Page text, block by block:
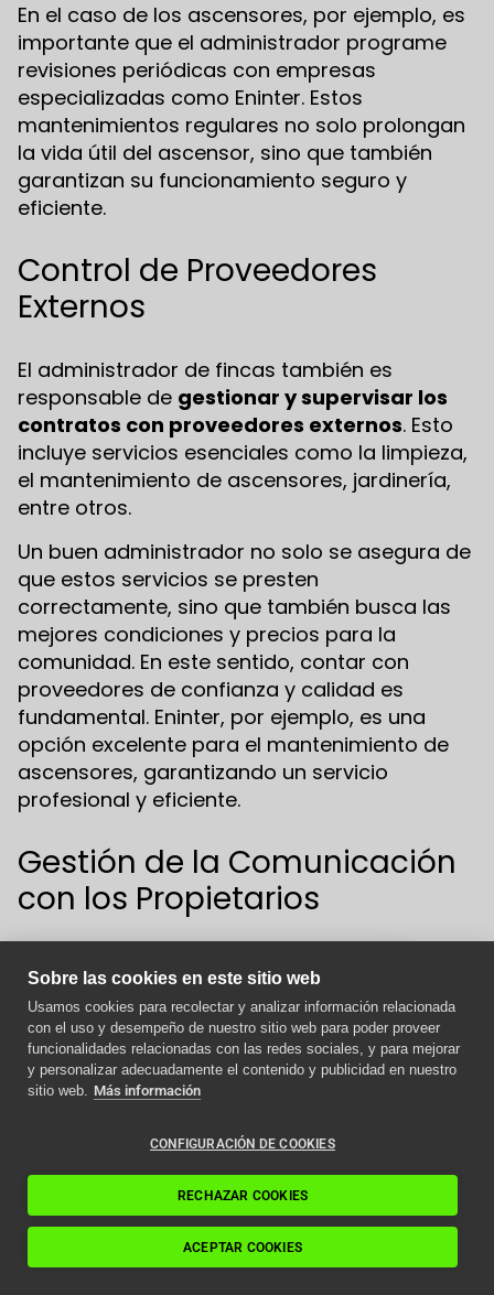
En el caso de los ascensores, por ejemplo, es
importante que el administrador programe
revisiones periódicas con empresas
especializadas como Eninter. Estos
mantenimientos regulares no solo prolongan
la vida útil del ascensor, sino que también
garantizan su funcionamiento seguro y
eficiente.
Control de Proveedores
Externos
El administrador de fincas también es
responsable de gestionar y supervisar los
contratos con proveedores externos. Esto
incluye servicios esenciales como la limpieza,
el mantenimiento de ascensores, jardinería,
entre otros.
Un buen administrador no solo se asegura de
que estos servicios se presten
correctamente, sino que también busca las
mejores condiciones y precios para la
comunidad. En este sentido, contar con
proveedores de confianza y calidad es
fundamental. Eninter, por ejemplo, es una
opción excelente para el mantenimiento de
ascensores, garantizando un servicio
profesional y eficiente.
Gestión de la Comunicación
con los Propietarios
es otra responsabilidad crucial del
administrador de fincas. Mantener
informados a los residentes sobre las
actividades de mantenimiento programadas,
las reparaciones urgentes y cualquier otra
malentendidos y asegurar la colaboración de
todos.
Por ejemplo, si se va a realizar el
mantenimiento del ascensor, es importante
Sobre las cookies en este sitio web
Usamos cookies para recolectar y analizar información relacionada
con el uso y desempeño de nuestro sitio web para poder proveer
funcionalidades relacionadas con las redes sociales, y para mejorar
y personalizar adecuadamente el contenido y publicidad en nuestro
sitio web. Más información
CONFIGURACIÓN DE COOKIES
RECHAZAR COOKIES
ACEPTAR COOKIES
Aviso importante
Como afecta la nueva
ascensores en 2024
Leer artículo